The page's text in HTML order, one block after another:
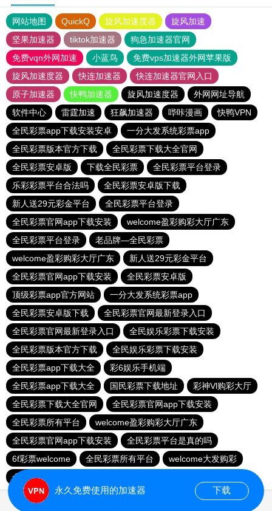
网站地图 QuickQ 旋风加速度器
旋风加速
坚果加速器
tiktok加速器
狗急加速器官网
免费vqn外网加速
小蓝鸟
免费vps加速器外网苹果版
旋风加速度器
快连加速器
快连加速器官网入口
原子加速器
快鸭加速器 旋风加速度器
外网网址导航
软件中心
雷霆加速 狂飙加速器 哔咔漫画
快鸭VPN
全民彩票app下载安装安卓
一分大发系统彩票app
全民彩票版本官方下载
全民彩票下载大全官网
全民彩票安卓版
下载全民彩票
全民彩票平台登录
乐彩彩票平台合法吗
全民彩票安卓版下载
新人送29元彩金平台
全民彩票平台登录
全民彩票官网app下载安装
welcome盈彩购彩大厅广东
全民彩票平台登录
老品牌—全民彩票
welcome盈彩购彩大厅广东
新人送29元彩金平台
全民彩票官网app下载安装
全民彩票安卓版
顶级彩票app官方网站
一分大发系统彩票app
全民彩票安卓版下载
全民彩票官网最新登录入口
全民彩票官网最新登录入口
全民娱乐彩票下载安装
全民彩票版本官方下载
全民娱乐彩票下载安装
全民彩票app下载大全
彩6娱乐手机端
全民彩票app下载大全
国民彩票下载地址
彩神Vl购彩大厅
全民彩票下载大全官网
全民彩票官网app下载安装
全民彩票所有平台
welcome盈彩购彩大厅广东
全民彩票官网app下载安装
全民彩票平台是真的吗
6f彩票welcome
全民彩票所有平台
welcome大发购彩
全民彩票所有平台
永久免费使用的加速器 下载